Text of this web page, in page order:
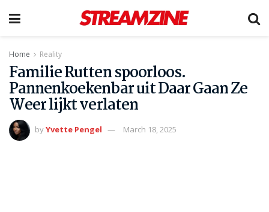
Home Reality
Familie Rutten spoorloos.
Pannenkoekenbar uit Daar Gaan Ze
Weer lijkt verlaten
byYvette Pengel March 18, 2025